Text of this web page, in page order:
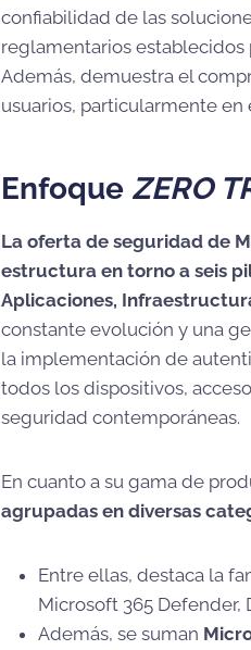
confiabilidad de las
reglamentarios establecidos
Además, demuestra el
usuarios, particularmente
Enfoque ZERO
La oferta de seguridad de
estructura en torno a seis
Aplicaciones,
constante evolución y una
la implementación de
todos los dispositivos,
seguridad contemporáneas.
En cuanto a su gama de
agrupadas en diversas
Entre ellas, destaca la
Microsoft 365 Defender,
Además, se suman